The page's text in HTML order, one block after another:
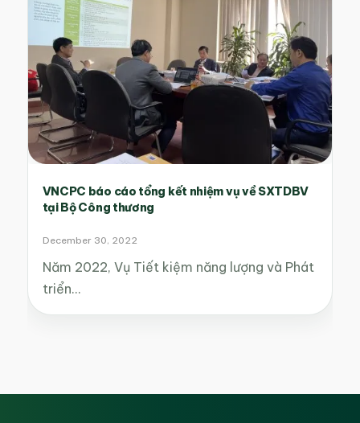
VNCPC báo cáo tổng kết nhiệm vụ về SXTDBV
tại Bộ Công thương
December 30, 2022
Năm 2022, Vụ Tiết kiệm năng lượng và Phát
triển…